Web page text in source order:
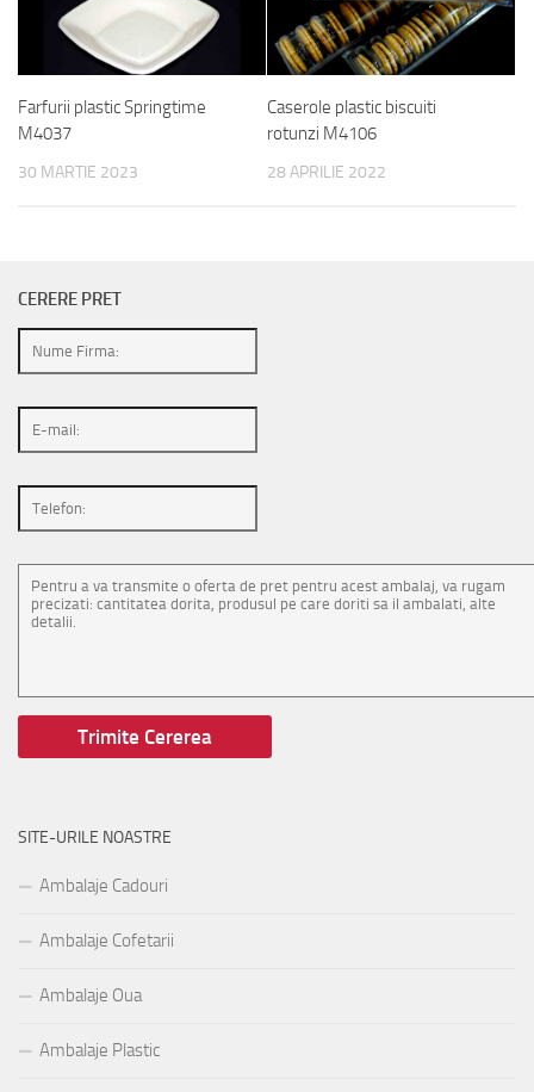
Farfurii plastic Springtime
M4037
30 MARTIE 2023
Caserole plastic biscuiti
rotunzi M4106
28 APRILIE 2022
CERERE PRET
SITE-URILE NOASTRE
Ambalaje Cadouri
Ambalaje Cofetarii
Ambalaje Oua
Ambalaje Plastic